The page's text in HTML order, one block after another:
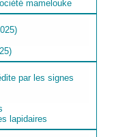
mamelouke
lapidaires